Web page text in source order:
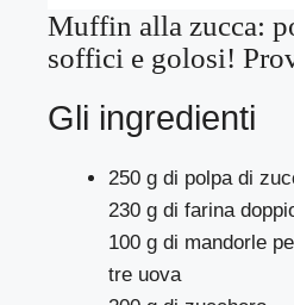
Muffin alla zucca:
soffici e golosi!
Gli ingredienti
250 g di polpa di
230 g di farina
100 g di mandorle
tre uova